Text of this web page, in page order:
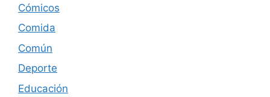
Cómicos
Comida
Común
Deporte
Educación